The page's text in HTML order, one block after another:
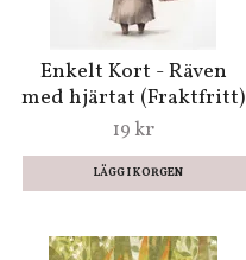
Enkelt Kort - Räven
med hjärtat (Fraktfritt)
19 kr